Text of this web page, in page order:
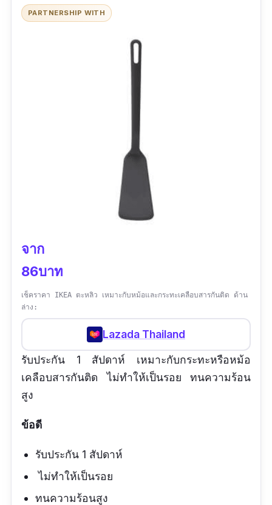
PARTNERSHIP WITH
จาก
86บาท
เช็คราคา IKEA ตะหลิว เหมาะกับหม้อและกระทะเคลือบสารกันติด ด้าน
ล่าง:
Lazada Thailand
รับประกัน 1 สัปดาห์ เหมาะกับกระทะหรือหม้อ
เคลือบสารกันติด ไม่ทำให้เป็นรอย ทนความร้อน
สูง
ข้อดี
รับประกัน 1 สัปดาห์
ไม่ทำให้เป็นรอย
ทนความร้อนสูง